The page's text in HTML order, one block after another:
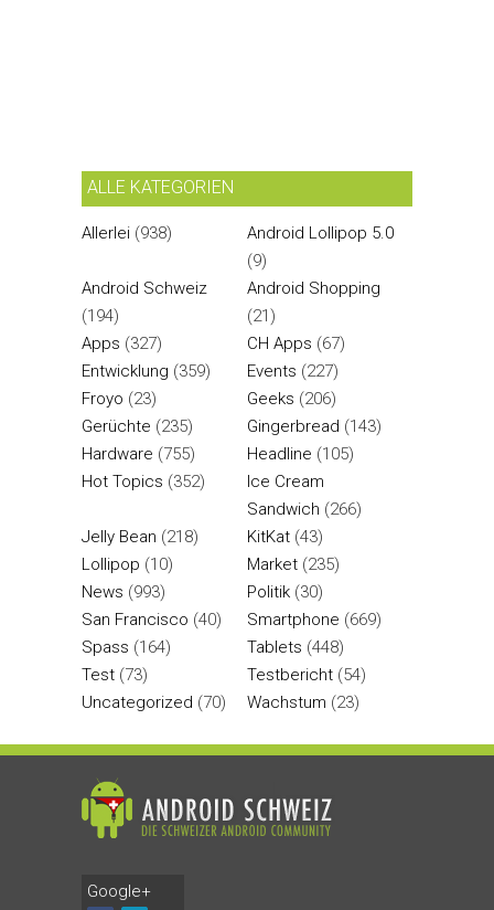
ALLE KATEGORIEN
Allerlei (938)
Android Lollipop 5.0
(9)
Android Schweiz
(194)
Android Shopping
(21)
Apps (327) CH Apps (67)
Entwicklung (359) Events (227)
Froyo (23) Geeks (206)
Gerüchte (235) Gingerbread (143)
Hardware (755) Headline (105)
Hot Topics (352)
Ice Cream
Sandwich (266)
Jelly Bean (218) KitKat (43)
Lollipop (10) Market (235)
News (993) Politik (30)
San Francisco (40) Smartphone (669)
Spass (164) Tablets (448)
Test (73) Testbericht (54)
Uncategorized (70) Wachstum (23)
Google+